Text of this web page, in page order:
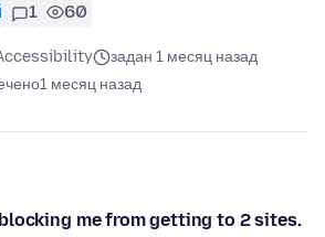
1 60
задан 1 месяц назад
1 месяц назад
me from getting to 2 sites.